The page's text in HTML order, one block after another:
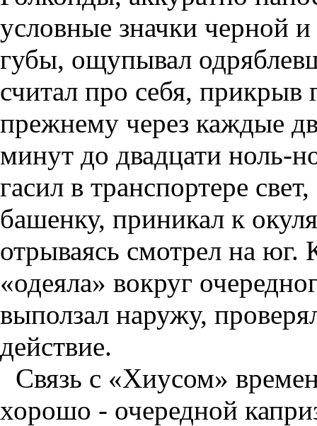
условные значки черной
губы, ощупывал
считал про себя, прикрыв
прежнему через каждые
минут до двадцати ноль-
гасил в транспортере
башенку, приникал к
отрываясь смотрел на юг.
«одеяла» вокруг
выползал наружу,
действие.
Связь с «Хиусом»
хорошо - очередной